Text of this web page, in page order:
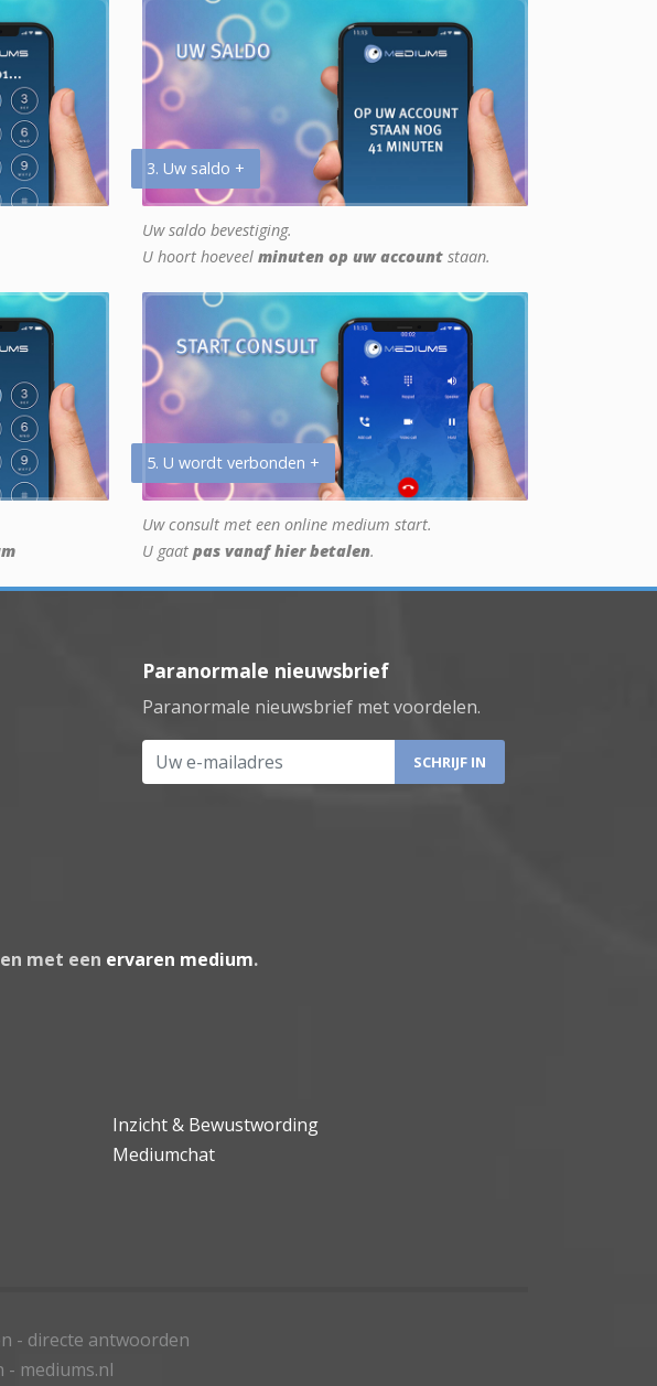
3. Uw saldo +
Uw saldo bevestiging.
U hoort hoeveel minuten op uw account staan.
5. U wordt verbonden +
Uw consult met een online medium start.
U gaat pas vanaf hier betalen.
Paranormale nieuwsbrief
Paranormale nieuwsbrief met voordelen.
Uw e-mailadres
met een ervaren medium.
Inzicht & Bewustwording
Mediumchat
- directe antwoorden
mediums.nl